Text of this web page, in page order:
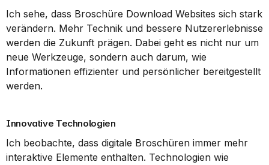
Ich sehe, dass Broschüre Download Websites sich stark
verändern. Mehr Technik und bessere Nutzererlebnisse
werden die Zukunft prägen. Dabei geht es nicht nur um
neue Werkzeuge, sondern auch darum, wie
Informationen effizienter und persönlicher bereitgestellt
werden.
Innovative Technologien
Ich beobachte, dass digitale Broschüren immer mehr